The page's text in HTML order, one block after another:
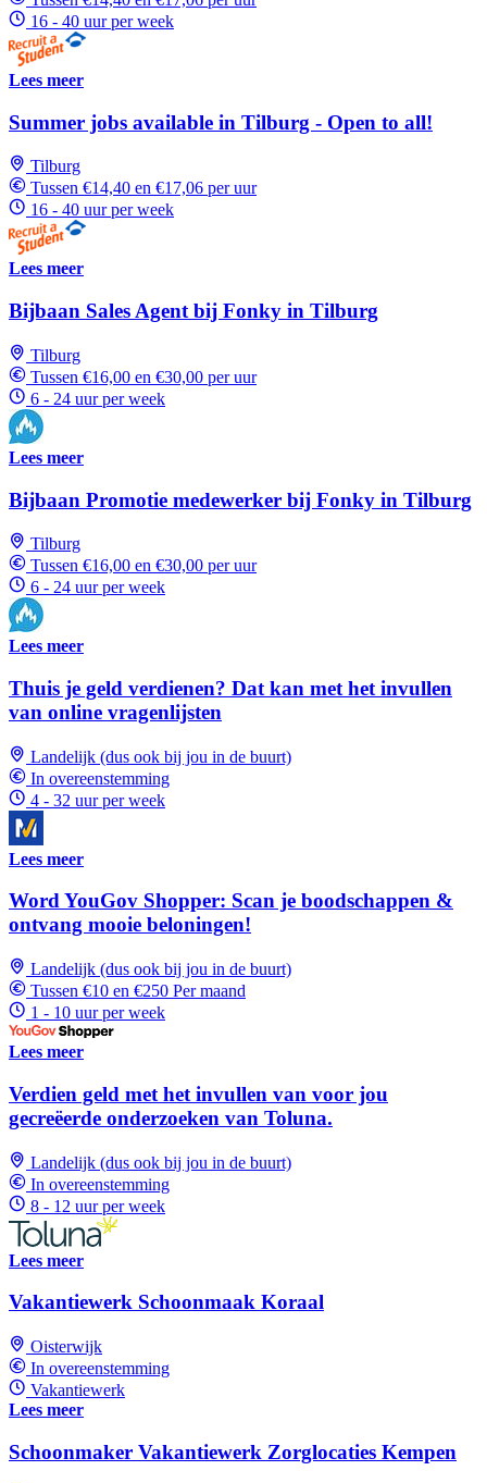
16 - 40 uur per week
Lees meer
Summer jobs available in Tilburg - Open to all!
Tilburg
Tussen €14,40 en €17,06 per uur
16 - 40 uur per week
Lees meer
Bijbaan Sales Agent bij Fonky in Tilburg
Tilburg
Tussen €16,00 en €30,00 per uur
6 - 24 uur per week
Lees meer
Bijbaan Promotie medewerker bij Fonky in Tilburg
Tilburg
Tussen €16,00 en €30,00 per uur
6 - 24 uur per week
Lees meer
Thuis je geld verdienen? Dat kan met het invullen
van online vragenlijsten
Landelijk (dus ook bij jou in de buurt)
In overeenstemming
4 - 32 uur per week
Lees meer
Word YouGov Shopper: Scan je boodschappen &
ontvang mooie beloningen!
Landelijk (dus ook bij jou in de buurt)
Tussen €10 en €250 Per maand
1 - 10 uur per week
Lees meer
Verdien geld met het invullen van voor jou
gecreëerde onderzoeken van Toluna.
Landelijk (dus ook bij jou in de buurt)
In overeenstemming
8 - 12 uur per week
Lees meer
Vakantiewerk Schoonmaak Koraal
Oisterwijk
In overeenstemming
Vakantiewerk
Lees meer
Schoonmaker Vakantiewerk Zorglocaties Kempen